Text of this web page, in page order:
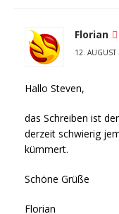
Florian
12.
Hallo Steven,
das Schreiben ist
derzeit schwierig
kümmert.
Schöne Grüße
Florian